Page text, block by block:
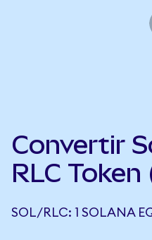
Convertir
RLC Token
SOL/RLC: 1 SOLANA